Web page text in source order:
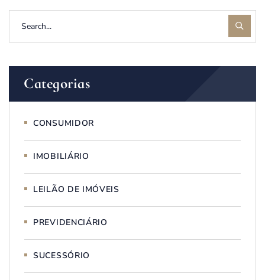
Categorias
CONSUMIDOR
IMOBILIÁRIO
LEILÃO DE IMÓVEIS
PREVIDENCIÁRIO
SUCESSÓRIO